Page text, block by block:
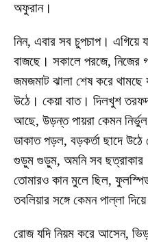
অফুরান।
নিন, এবার সব চুপচাপ।
বাজছে। সকালে পরজে,
জমজমাট ঝালা শেষ করে থামছে
উঠে। কেয়া বাত। দিলখুশ
আছে, উড়ন্ত পায়রা কেমন
ডাকাত পড়ল, বড়কর্তা ছাদে
গুড়ুম গুড়ুম, অমনি সব
তোমারও কান মুলে ছিল, ফুলস্পিড
তবলিয়ার সঙ্গে কেমন পাল্লা
রোজ যদি নিয়ম করে আসেন,